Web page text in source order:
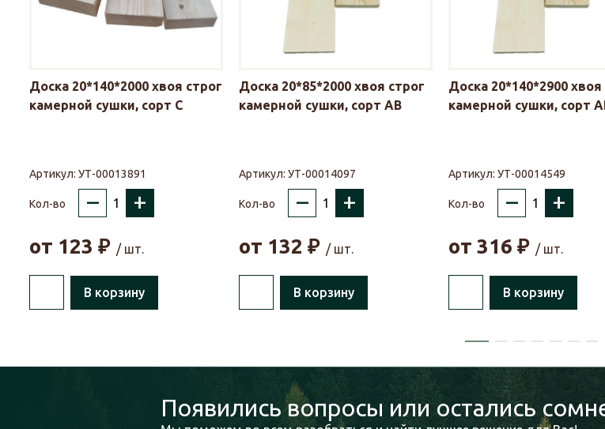
Доска 20*140*2000 хвоя строг
камерной сушки, сорт С
Артикул: УТ-00013891
Кол-во – +
от 123 ₽ / шт.
В корзину
Доска 20*85*2000 хвоя строг
камерной сушки, сорт АВ
Артикул: УТ-00014097
Кол-во – +
от 132 ₽ / шт.
В корзину
Доска 20*140*2900 хвоя
камерной сушки, сорт
Артикул: УТ-00014549
Кол-во – +
от 316 ₽ / шт.
В корзину
Появились вопросы или остались